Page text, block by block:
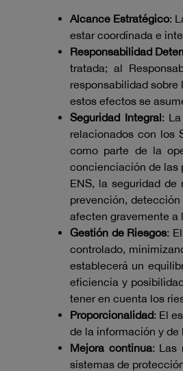
Alcance Estratégico:
estar coordinada e
Responsabilidad
tratada; al
responsabilidad
estos efectos se
Seguridad Integral:
relacionados con los
como parte de la
concienciación de las
ENS, la seguridad
prevención,
afecten gravemente a
Gestión de Riesgos:
controlado,
establecerá un
eficiencia y
tener en cuenta los
Proporcionalidad: El
de la información y
Mejora continua: Las
sistemas de